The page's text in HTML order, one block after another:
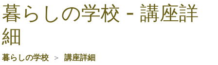
暮らしの学校 - 講座詳
細
暮らしの学校 講座詳細